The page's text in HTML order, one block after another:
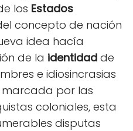
los Estados
concepto de nación
idea hacía
de la identidad de
e idiosincrasias
marcada por las
coloniales, esta
disputas